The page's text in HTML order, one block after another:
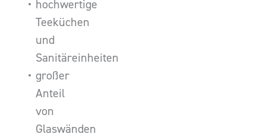
hochwertige
Teeküchen
und
Sanitäreinheiten
großer
Anteil
von
Glaswänden